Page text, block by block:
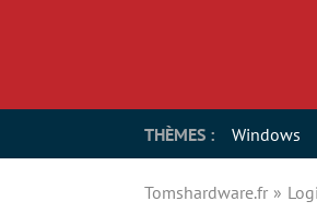
THÈMES : Windows
Tomshardware.fr